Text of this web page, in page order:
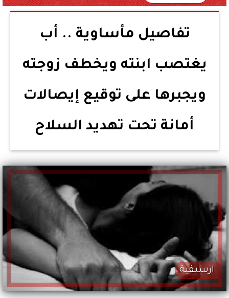
تفاصيل مأساوية .. أب
يغتصب ابنته ويخطف زوجته
ويجبرها على توقيع إيصالات
أمانة تحت تهديد السلاح
ارشيفية